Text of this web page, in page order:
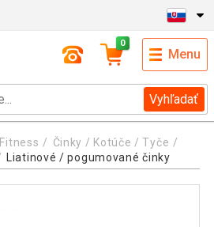
Vyhľadať
0
Menu
Fitness
Činky / Kotúče / Tyče
Liatinové / pogumované činky